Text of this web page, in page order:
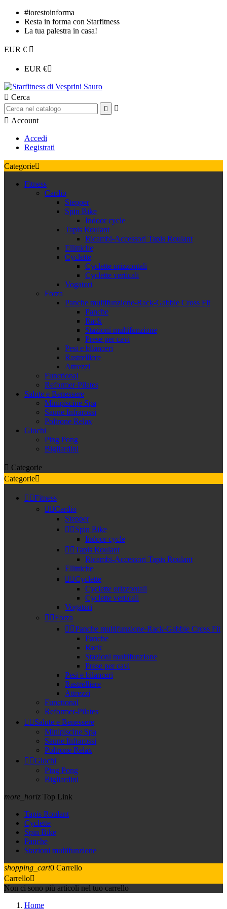
#iorestoinforma
Resta in forma con Starfitness
La tua palestra in casa!
EUR € 
EUR €
 Cerca


 Account
Accedi
Registrati
Categorie
Fitness
Cardio
Stepper
Spin Bike
Indoor cycle
Tapis Roulant
Ricambi-Accessori Tapis Roulant
Ellittiche
Cyclette
Cyclette orizzontali
Cyclette verticali
Vogatori
Forza
Panche multifunzione-Rack-Gabbie Cross Fit
Panche
Rack
Stazioni multifunzione
Prese per cavi
Pesi e bilanceri
Rastrelliere
Attrezzi
Functional
Reformer-Pilates
Salute e Benessere
Minipiscine Spa
Saune Infrarossi
Poltrone Relax
Giochi
Ping Pong
Bigliardini
 Categorie
Categorie
 Fitness
 Cardio
Stepper
 Spin Bike
Indoor cycle
 Tapis Roulant
Ricambi-Accessori Tapis Roulant
Ellittiche
 Cyclette
Cyclette orizzontali
Cyclette verticali
Vogatori
 Forza
 Panche multifunzione-Rack-Gabbie Cross Fit
Panche
Rack
Stazioni multifunzione
Prese per cavi
Pesi e bilanceri
Rastrelliere
Attrezzi
Functional
Reformer-Pilates
 Salute e Benessere
Minipiscine Spa
Saune Infrarossi
Poltrone Relax
 Giochi
Ping Pong
Bigliardini
more_horiz Top Link
Tapis Roulant
Cyclette
Spin Bike
Panche
Stazioni multifunzione
shopping_cart0 Carrello
Carrello
Non ci sono più articoli nel tuo carrello
Home